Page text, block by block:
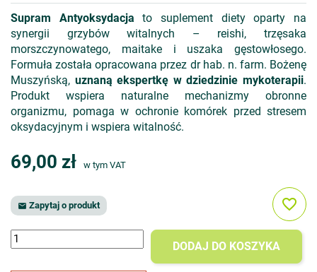
Supram Antyoksydacja to suplement diety oparty na
synergii grzybów witalnych – reishi, trzęsaka
morszczynowatego, maitake i uszaka gęstowłosego.
Formuła została opracowana przez dr hab. n. farm. Bożenę
Muszyńską, uznaną ekspertkę w dziedzinie mykoterapii.
Produkt wspiera naturalne mechanizmy obronne
organizmu, pomaga w ochronie komórek przed stresem
oksydacyjnym i wspiera witalność.
69,00 zł w tym VAT
 Zapytaj o produkt
DODAJ DO KOSZYKA
favorite_border